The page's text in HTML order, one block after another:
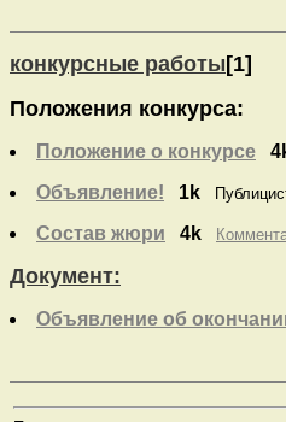
конкурсные работы[1]
Положения конкурса:
Положение о конкурсе
Объявление! 1k
Состав жюри 4k
Документ:
Объявление об